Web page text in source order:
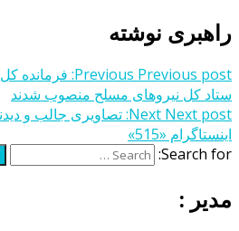
راهبری نوشته
Previous Previous post:
فرمانده
ستاد کل نیروهای مسلح منصوب شدند
Next Next post:
تصاویری جالب و
اینستاگرام «515»
Search for:
مدیر :